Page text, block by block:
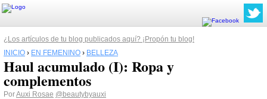
¿Los artículos de tu blog publicados aquí? ¡Propón tu blog!
INICIO › EN FEMENINO › BELLEZA
Haul acumulado (I): Ropa y
complementos
PorAuxi Rosae @beautybyauxi